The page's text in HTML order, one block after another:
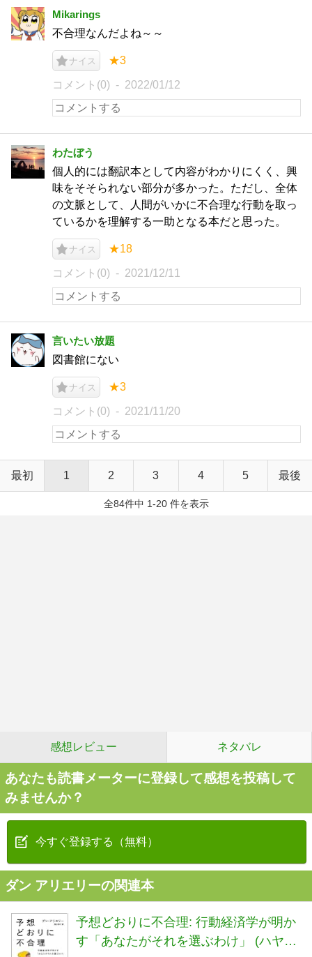
Mikarings
不合理なんだよね～～
ナイス ★3
コメント(0) 2022/01/12
わたぼう
個人的には翻訳本として内容がわかりにくく、興
味をそそられない部分が多かった。ただし、全体
の文脈として、人間がいかに不合理な行動を取っ
ているかを理解する一助となる本だと思った。
ナイス ★18
コメント(0) 2021/12/11
言いたい放題
図書館にない
ナイス ★3
コメント(0) 2021/11/20
最初 1 2 3 4 5 最後
全84件中 1-20 件を表示
感想レビュー ネタバレ
あなたも読書メーターに登録して感想を投稿して
みませんか？
今すぐ登録する（無料）
ダン アリエリーの関連本
予想どおりに不合理: 行動経済学が明か
す「あなたがそれを選ぶわけ」 (ハヤカ